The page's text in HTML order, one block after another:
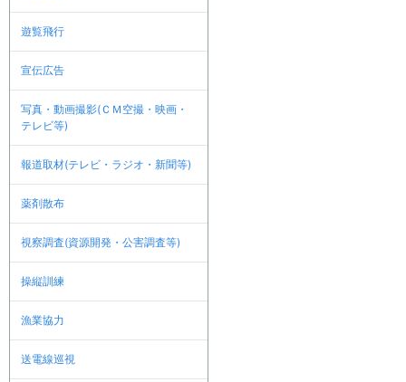
遊覧飛行
宣伝広告
写真・動画撮影(ＣＭ空撮・映画・
テレビ等)
報道取材(テレビ・ラジオ・新聞等)
薬剤散布
視察調査(資源開発・公害調査等)
操縦訓練
漁業協力
送電線巡視